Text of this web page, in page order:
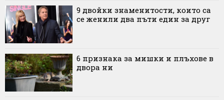
9 двойки знаменитости, които са
се женили два пъти един за друг
6 признака за мишки и плъхове в
двора ни